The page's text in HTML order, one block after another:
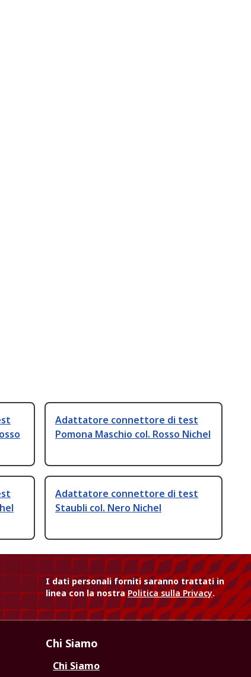
Adattatore connettore di test
Pomona Maschio col. Rosso Nichel
Adattatore connettore di test
Staubli col. Nero Nichel
I dati personali forniti saranno trattati in
linea con la nostraPolitica sulla Privacy.
Chi Siamo
Chi Siamo